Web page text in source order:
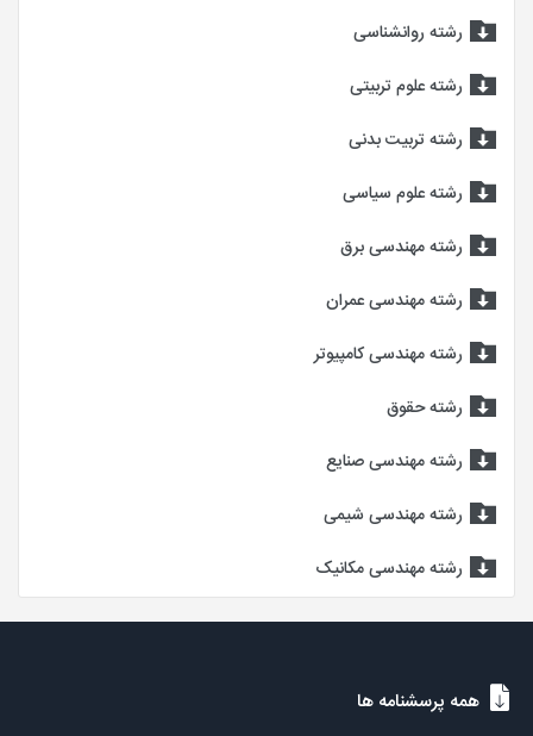
رشته روانشناسی
رشته علوم تربیتی
رشته تربیت بدنی
رشته علوم سیاسی
رشته مهندسی برق
رشته مهندسی عمران
رشته مهندسی کامپیوتر
رشته حقوق
رشته مهندسی صنایع
رشته مهندسی شیمی
رشته مهندسی مکانیک
همه پرسشنامه ها